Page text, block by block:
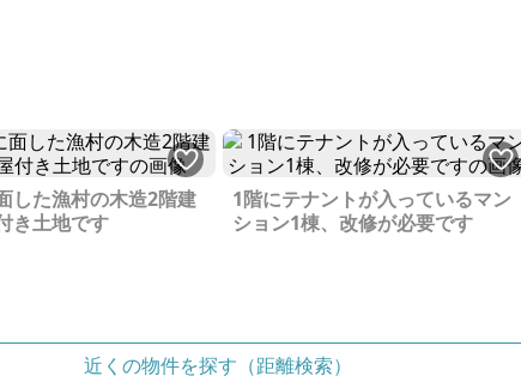
した漁村の木造2階建
き土地です
1階にテナントが入っているマン
ション1棟、改修が必要です
近くの物件を探す（距離検索）